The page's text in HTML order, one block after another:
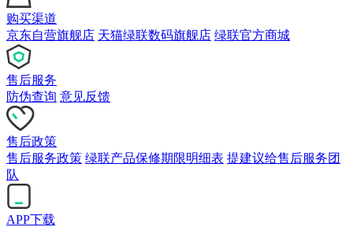
购买渠道
京东自营旗舰店 天猫绿联数码旗舰店 绿联官方商城
售后服务
防伪查询 意见反馈
售后政策
售后服务政策 绿联产品保修期限明细表 提建议给售后服务团
队
APP下载